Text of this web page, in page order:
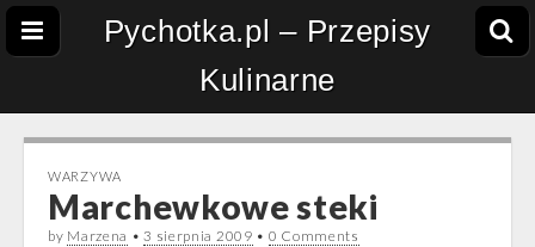
Pychotka.pl – Przepisy
Kulinarne
WARZYWA
Marchewkowe steki
by Marzena •3 sierpnia 2009 • 0 Comments